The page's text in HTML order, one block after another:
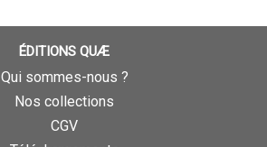
ÉDITIONS QUÆ
Qui sommes-nous ?
Nos collections
CGV